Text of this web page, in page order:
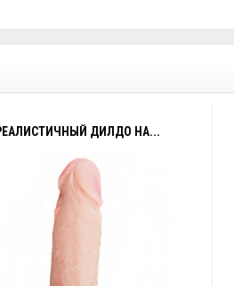
ДИЛДО НА...